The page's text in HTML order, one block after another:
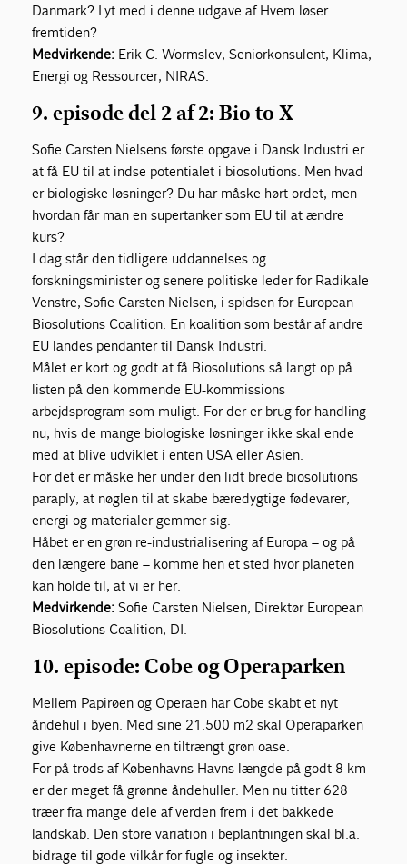
Danmark? Lyt med i denne udgave af Hvem løser
fremtiden?
Medvirkende: Erik C. Wormslev, Seniorkonsulent, Klima,
Energi og Ressourcer, NIRAS.
9. episode del 2 af 2: Bio to X
Sofie Carsten Nielsens første opgave i Dansk Industri er
at få EU til at indse potentialet i biosolutions. Men hvad
er biologiske løsninger? Du har måske hørt ordet, men
hvordan får man en supertanker som EU til at ændre
kurs?
I dag står den tidligere uddannelses og
forskningsminister og senere politiske leder for Radikale
Venstre, Sofie Carsten Nielsen, i spidsen for European
Biosolutions Coalition. En koalition som består af andre
EU landes pendanter til Dansk Industri.
Målet er kort og godt at få Biosolutions så langt op på
listen på den kommende EU-kommissions
arbejdsprogram som muligt. For der er brug for handling
nu, hvis de mange biologiske løsninger ikke skal ende
med at blive udviklet i enten USA eller Asien.
For det er måske her under den lidt brede biosolutions
paraply, at nøglen til at skabe bæredygtige fødevarer,
energi og materialer gemmer sig.
Håbet er en grøn re-industrialisering af Europa – og på
den længere bane – komme hen et sted hvor planeten
kan holde til, at vi er her.
Medvirkende: Sofie Carsten Nielsen, Direktør European
Biosolutions Coalition, DI.
10. episode: Cobe og Operaparken
Mellem Papirøen og Operaen har Cobe skabt et nyt
åndehul i byen. Med sine 21.500 m2 skal Operaparken
give Københavnerne en tiltrængt grøn oase.
For på trods af Københavns Havns længde på godt 8 km
er der meget få grønne åndehuller. Men nu titter 628
træer fra mange dele af verden frem i det bakkede
landskab. Den store variation i beplantningen skal bl.a.
bidrage til gode vilkår for fugle og insekter.